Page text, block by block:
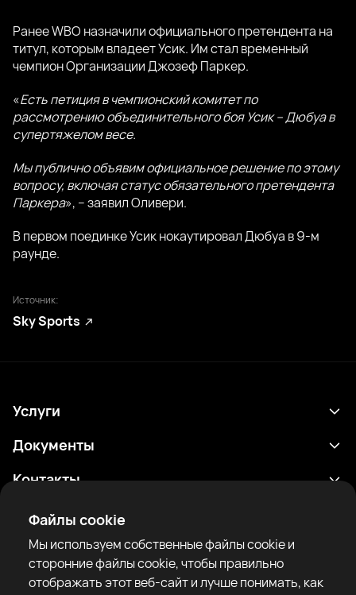
Файлы cookie
Мы используем собственные файлы cookie и
сторонние файлы cookie, чтобы правильно
отображать этот веб-сайт и лучше понимать, как
Ранее WBO назначили официального претендента на
титул, которым владеет Усик. Им стал временный
чемпион Организации Джозеф Паркер.
«Есть петиция в чемпионский комитет по
рассмотрению объединительного боя Усик – Дюбуа в
супертяжелом весе.
Мы публично объявим официальное решение по этому
вопросу, включая статус обязательного претендента
Паркера», – заявил Оливери.
В первом поединке Усик нокаутировал Дюбуа в 9-м
раунде.
Источник:
Sky Sports
Услуги
Расписание
Боксеры
Рейтинги
Новости
Документы
Политика конфиденциальности
Уведомление о рисках
Правила сообщества
Контакты
support@rtfight.com
Приложения